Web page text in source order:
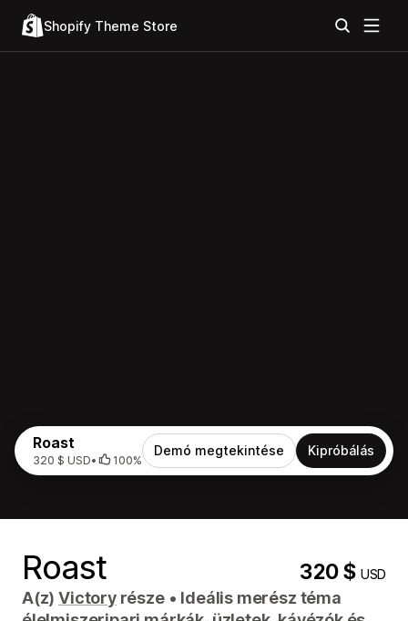
Shopify Theme Store
Roast
320 $ USD• 100%
Demó megtekintése Kipróbálás
Roast 320 $USD
A(z)Victoryrésze • Ideális merész téma